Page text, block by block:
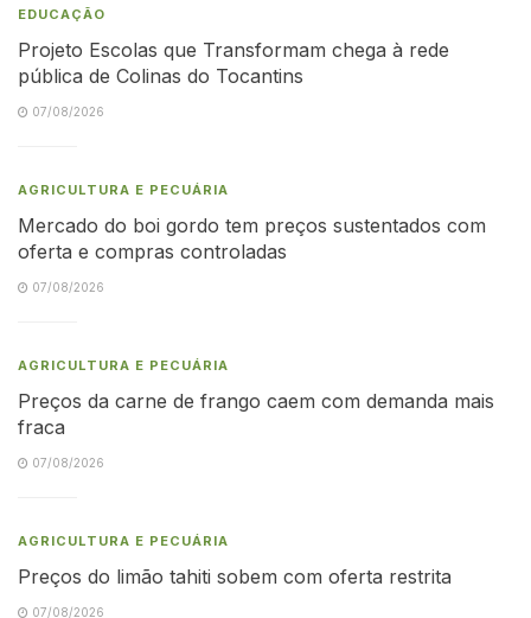
EDUCAÇÃO
Projeto Escolas que Transformam chega à rede
pública de Colinas do Tocantins
07/08/2026
AGRICULTURA E PECUÁRIA
Mercado do boi gordo tem preços sustentados com
oferta e compras controladas
07/08/2026
AGRICULTURA E PECUÁRIA
Preços da carne de frango caem com demanda mais
fraca
07/08/2026
AGRICULTURA E PECUÁRIA
Preços do limão tahiti sobem com oferta restrita
07/08/2026